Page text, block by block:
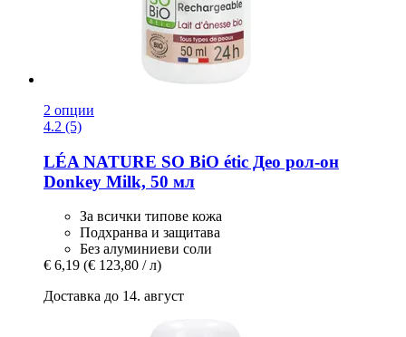
2 опции
4.2 (5)
LÉA NATURE SO BiO étic Део рол-​он
Donkey Milk, 50 мл
За всички типове кожа
Подхранва и защитава
Без алуминиеви соли
€ 6,19 (€ 123,80 / л)
Доставка до 14. август